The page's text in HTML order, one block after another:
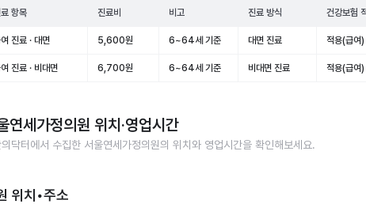
항목 진료비 비고 진료 방식 건강보험
진료 · 대면 5,600원 6~64세 기준 대면 진료 적용(급여)
진료 · 비대면 6,700원 6~64세 기준 비대면 진료 적용(급여)
연세가정의원 위치·영업시간
의닥터에서 수집한 서울연세가정의원의 위치와 영업시간을 확인해보세요.
위치•주소